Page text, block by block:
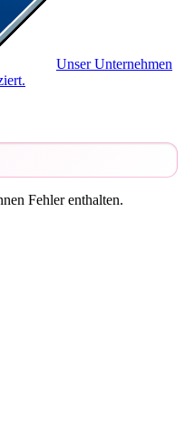
Unser Unternehmen
Fehler enthalten.